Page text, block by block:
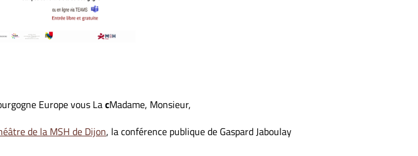
Europe vous LacMadame, Monsieur,
de la MSH de Dijon, la conférence publique de Gaspard Jaboulay